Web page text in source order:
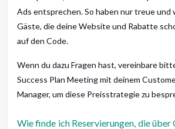
Ads entsprechen. So haben nur treue und
Gäste, die deine Website und Rabatte
auf den Code.
Wenn du dazu Fragen hast, vereinbare
Success Plan Meeting mit deinem
Manager, um diese Preisstrategie zu
Wie finde ich Reservierungen, die